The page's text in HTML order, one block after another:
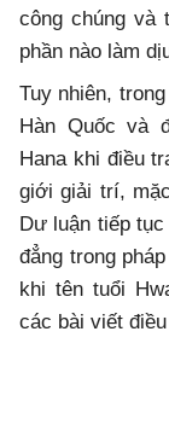
công chúng và
phần nào làm
Tuy nhiên,
Hàn Quốc và
Hana khi điều
giới giải trí,
Dư luận tiếp
đẳng trong
khi tên tuổi
các bài viết